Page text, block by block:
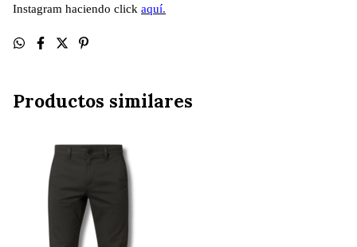
Instagram haciendo click aquí.
Productos similares